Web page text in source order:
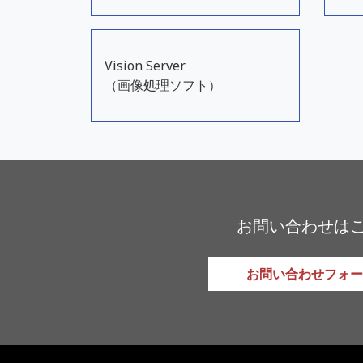
Vision Server
（画像処理ソフト）
お問い合わせは
お問い合わせフォ